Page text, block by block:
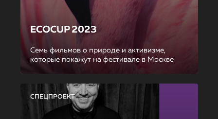
ECOCUP 2023
Семь фильмов о природе и активизме,
которые покажут на фестивале в Москве
СПЕЦПРОЕКТ